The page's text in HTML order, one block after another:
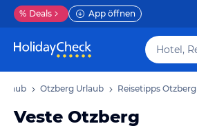
% Deals App öffnen
Otzberg Urlaub Reisetipps Otzberg
Veste Otzberg